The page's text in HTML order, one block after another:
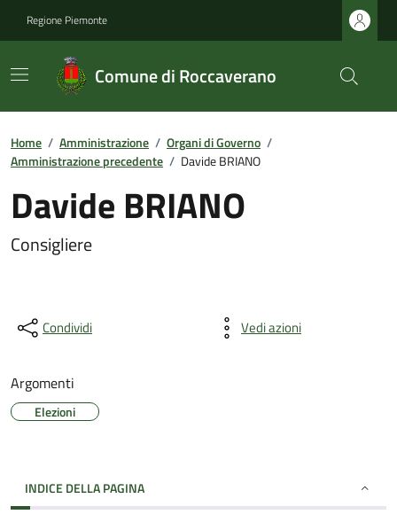
Regione Piemonte
Comune di Roccaverano
Home / Amministrazione / Organi di Governo /
Amministrazione precedente / Davide BRIANO
Davide BRIANO
Consigliere
Condividi Vedi azioni
Argomenti
Elezioni
INDICE DELLA PAGINA